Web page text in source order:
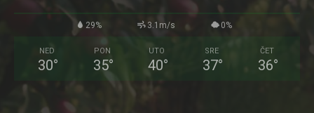
29% 3.1m/s 0%
NED
30°
PON
35°
UTO
40°
SRE
37°
ČET
36°